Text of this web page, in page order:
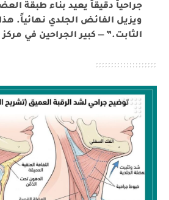
ويزيل الفائض الجلدي نهائياً.
الثابت.” — كبير الجراحين في مركز